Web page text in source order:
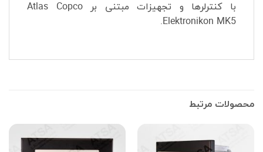
با کنترلرها و تجهیزات مبتنی بر Atlas Copco
Elektronikon MK5.
محصولات مرتبط